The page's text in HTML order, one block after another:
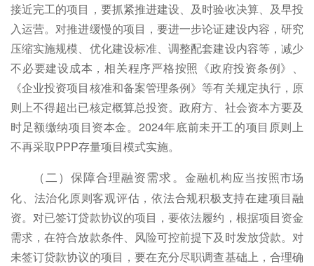
接近完工的项目，要抓紧推进建设、及时验收决算、及早投
入运营。对推进缓慢的项目，要进一步论证建设内容，研究
压缩实施规模、优化建设标准、调整配套建设内容等，减少
不必要建设成本，相关程序严格按照《政府投资条例》、
《企业投资项目核准和备案管理条例》等有关规定执行，原
则上不得超出已核定概算总投资。政府方、社会资本方要及
时足额缴纳项目资本金。2024年底前未开工的项目原则上
不再采取PPP存量项目模式实施。
（二）保障合理融资需求。 金融机构应当按照市场
化、法治化原则客观评估，依法合规积极支持在建项目融
资。对已签订贷款协议的项目，要依法履约，根据项目资金
需求，在符合放款条件、风险可控前提下及时发放贷款。对
未签订贷款协议的项目，要在充分尽职调查基础上，合理确